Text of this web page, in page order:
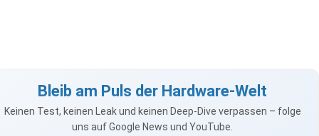
Bleib am Puls der Hardware-Welt
Keinen Test, keinen Leak und keinen Deep-Dive verpassen – folge
uns auf Google News und YouTube.